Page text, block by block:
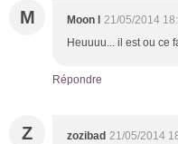
M Moon l 21/05/2014
Heuuuu... il est ou ce
Répondre
Z zozibad 21/05/2014